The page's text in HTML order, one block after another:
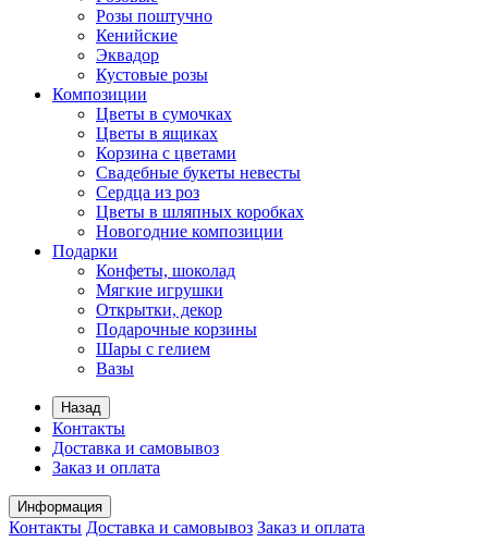
Розы поштучно
Кенийские
Эквадор
Кустовые розы
Композиции
Цветы в сумочках
Цветы в ящиках
Корзина с цветами
Свадебные букеты невесты
Сердца из роз
Цветы в шляпных коробках
Новогодние композиции
Подарки
Конфеты, шоколад
Мягкие игрушки
Открытки, декор
Подарочные корзины
Шары с гелием
Вазы
Назад
Контакты
Доставка и самовывоз
Заказ и оплата
Информация
Контакты Доставка и самовывоз Заказ и оплата